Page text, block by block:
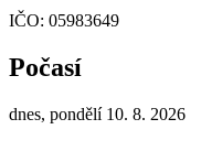
IČO: 05983649
Počasí
dnes, pondělí 10. 8. 2026